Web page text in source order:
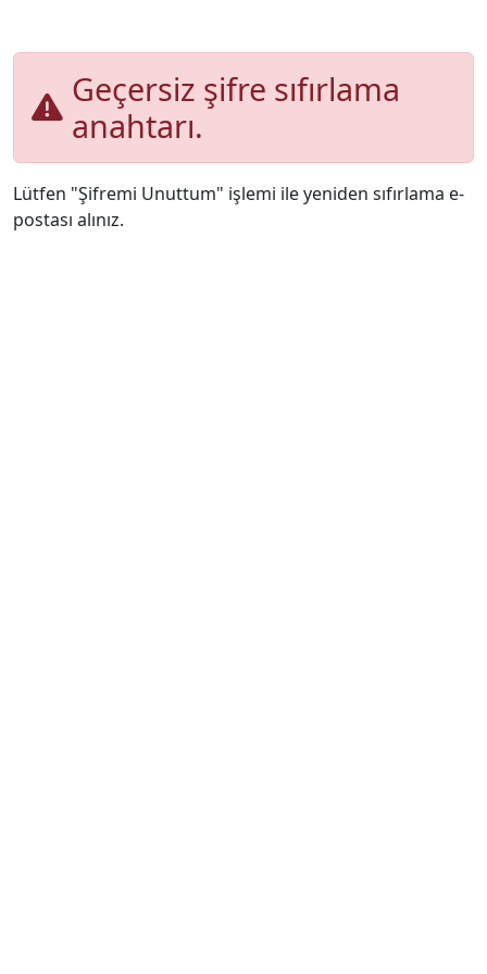
Geçersiz şifre sıfırlama
anahtarı.
Lütfen "Şifremi Unuttum" işlemi ile yeniden sıfırlama e-
postası alınız.